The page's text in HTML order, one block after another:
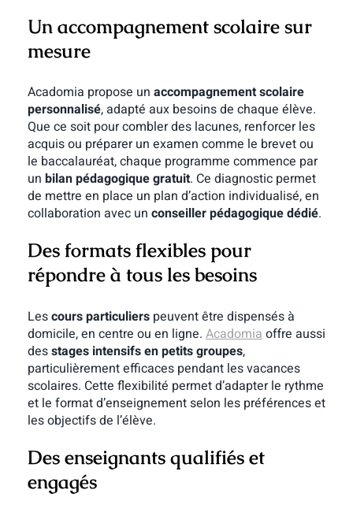
Un accompagnement scolaire sur
mesure
Acadomia propose un accompagnement scolaire
personnalisé, adapté aux besoins de chaque élève.
Que ce soit pour combler des lacunes, renforcer les
acquis ou préparer un examen comme le brevet ou
le baccalauréat, chaque programme commence par
un bilan pédagogique gratuit. Ce diagnostic permet
de mettre en place un plan d’action individualisé, en
collaboration avec un conseiller pédagogique dédié.
Des formats flexibles pour
répondre à tous les besoins
Lescours particulierspeuvent être dispensés à
domicile, en centre ou en ligne. Acadomia offre aussi
desstages intensifs en petits groupes,
particulièrement efficaces pendant les vacances
scolaires. Cette flexibilité permet d’adapter le rythme
et le format d’enseignement selon les préférences et
les objectifs de l’élève.
Des enseignants qualifiés et
engagés